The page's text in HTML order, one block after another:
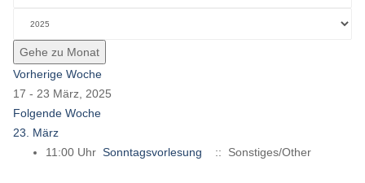
Gehe zu Monat
Vorherige Woche
17 - 23 März, 2025
Folgende Woche
23. März
11:00 Uhr Sonntagsvorlesung :: Sonstiges/Other